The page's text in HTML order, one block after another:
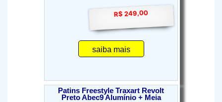
R$ 249,00
saiba mais
Patins Freestyle Traxart Revolt
Preto Abec9 Alumínio + Meia